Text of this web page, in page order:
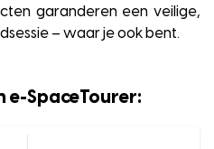
garanderen een veilige,
– waar je ook bent.
SpaceTourer: